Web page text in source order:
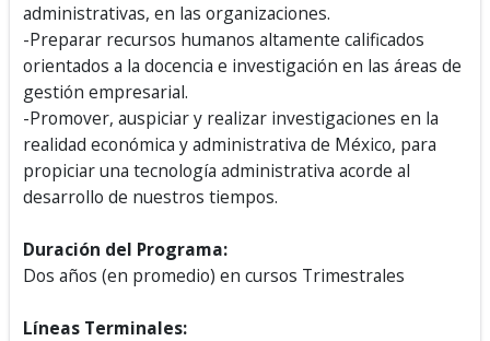
administrativas, en las organizaciones.
-Preparar recursos humanos altamente calificados
orientados a la docencia e investigación en las áreas de
gestión empresarial.
-Promover, auspiciar y realizar investigaciones en la
realidad económica y administrativa de México, para
propiciar una tecnología administrativa acorde al
desarrollo de nuestros tiempos.
Duración del Programa:
Dos años (en promedio) en cursos Trimestrales
Líneas Terminales: